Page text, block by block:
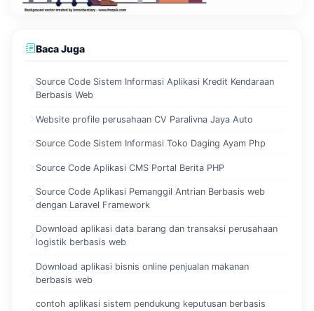
Baca Juga
Source Code Sistem Informasi Aplikasi Kredit Kendaraan
Berbasis Web
Website profile perusahaan CV Paralivna Jaya Auto
Source Code Sistem Informasi Toko Daging Ayam Php
Source Code Aplikasi CMS Portal Berita PHP
Source Code Aplikasi Pemanggil Antrian Berbasis web
dengan Laravel Framework
Download aplikasi data barang dan transaksi perusahaan
logistik berbasis web
Download aplikasi bisnis online penjualan makanan
berbasis web
contoh aplikasi sistem pendukung keputusan berbasis